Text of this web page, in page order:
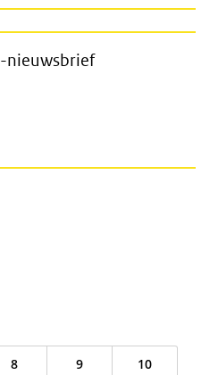
-nieuwsbrief
8 9 10